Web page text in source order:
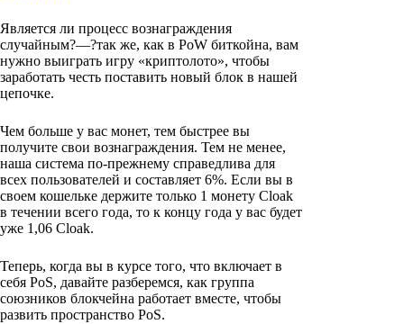
Является ли процесс вознаграждения
случайным?—?так же, как в PoW биткойна, вам
нужно выиграть игру «криптолото», чтобы
заработать честь поставить новый блок в нашей
цепочке.
Чем больше у вас монет, тем быстрее вы
получите свои вознаграждения. Тем не менее,
наша система по-прежнему справедлива для
всех пользователей и составляет 6%. Если вы в
своем кошельке держите только 1 монету Cloak
в течении всего года, то к концу года у вас будет
уже 1,06 Cloak.
Теперь, когда вы в курсе того, что включает в
себя PoS, давайте разберемся, как группа
союзников блокчейна работает вместе, чтобы
развить пространство PoS.